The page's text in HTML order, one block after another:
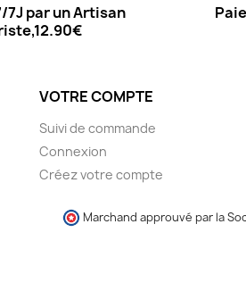
7J par un Artisan
VOTRE COMPTE
Suivi de commande
Connexion
Créez votre compte
Marchand approuvé par la